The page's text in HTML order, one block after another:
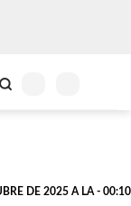
DE 2025 A LA - 00:10